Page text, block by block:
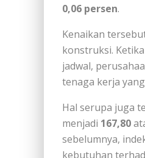
0,06 persen.
Kenaikan
konstruksi.
jadwal,
tenaga kerja
Hal serupa juga
menjadi 167,80
sebelumnya,
kebutuhan